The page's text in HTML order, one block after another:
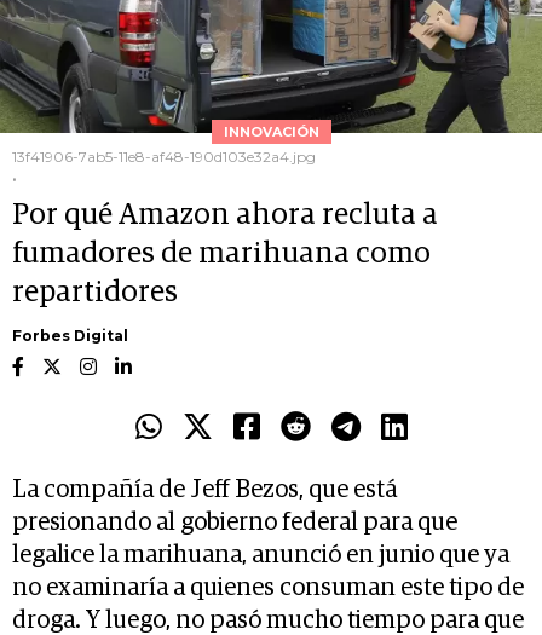
INNOVACIÓN
13f41906-7ab5-11e8-af48-190d103e32a4.jpg
.
Por qué Amazon ahora recluta a
fumadores de marihuana como
repartidores
Forbes Digital
La compañía de Jeff Bezos, que está
presionando al gobierno federal para que
legalice la marihuana, anunció en junio que ya
no examinaría a quienes consuman este tipo de
droga. Y luego, no pasó mucho tiempo para que